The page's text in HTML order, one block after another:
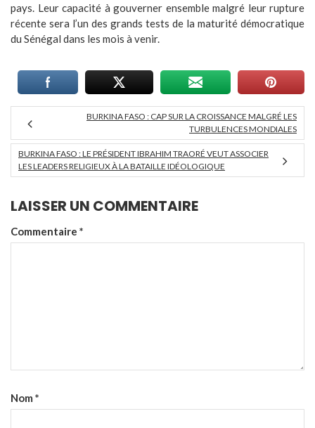
pays. Leur capacité à gouverner ensemble malgré leur rupture
récente sera l’un des grands tests de la maturité démocratique
du Sénégal dans les mois à venir.
BURKINA FASO : CAP SUR LA CROISSANCE MALGRÉ LES
TURBULENCES MONDIALES
BURKINA FASO : LE PRÉSIDENT IBRAHIM TRAORÉ VEUT ASSOCIER
LES LEADERS RELIGIEUX À LA BATAILLE IDÉOLOGIQUE
LAISSER UN COMMENTAIRE
Commentaire *
Nom *